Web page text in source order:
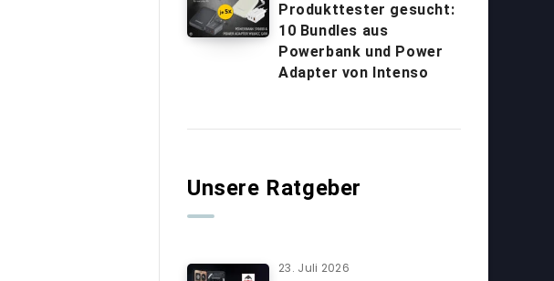
Produkttester gesucht:
10 Bundles aus
Powerbank und Power
Adapter von Intenso
Unsere Ratgeber
23. Juli 2026